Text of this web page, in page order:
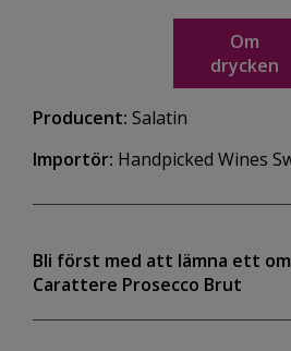
Om
drycken
Producent: Salatin
Importör: Handpicked Wines
Bli först med att lämna ett
Carattere Prosecco Brut